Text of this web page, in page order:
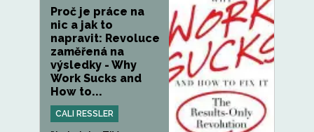
Proč je práce na
nic a jak to
napravit: Revoluce
zaměřená na
výsledky - Why
Work Sucks and
How to...
CALI RESSLER